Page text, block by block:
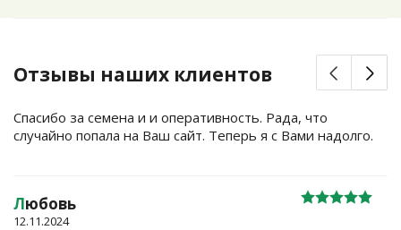
Отзывы наших клиентов
Спасибо за семена и и оперативность. Рада, что
случайно попала на Ваш сайт. Теперь я с Вами надолго.
Любовь
12.11.2024